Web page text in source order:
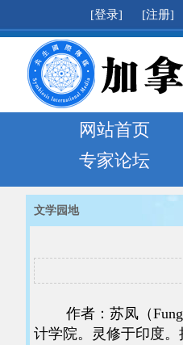
[登录] [注册]
网站首页
专家论坛
文学园地
作者：苏凤（Fung
计学院。灵修于印度